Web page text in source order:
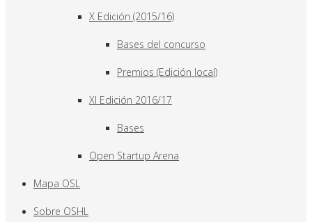
X Edición (2015/16)
Bases del concurso
Premios (Edición local)
XI Edición 2016/17
Bases
Open Startup Arena
Mapa OSL
Sobre OSHL